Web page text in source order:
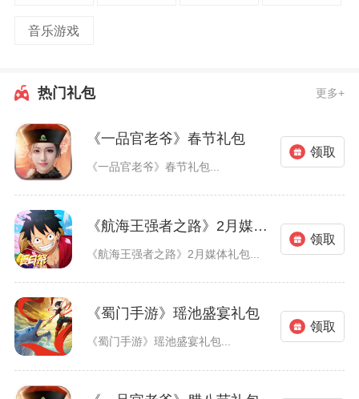
音乐游戏
热门礼包 更多+
《一品官老爷》春节礼包
《一品官老爷》春节礼包...
领取
《航海王强者之路》2月媒体礼包
《航海王强者之路》2月媒体礼包...
领取
《蜀门手游》瑶池盛宴礼包
《蜀门手游》瑶池盛宴礼包...
领取